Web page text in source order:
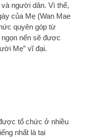
người dân. Vì thế,
của Mẹ (Wan Mae
quyên góp từ
nến sẽ được
Mẹ” vĩ đại.
tổ chức ở nhiều
nhất là tại